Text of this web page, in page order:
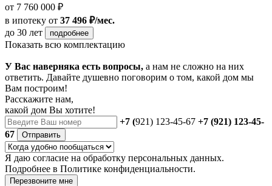
от 7 760 000 ₽
в ипотеку от 37 496 ₽/мес.
до 30 лет
подробнее
Показать всю комплектацию
У Вас наверняка есть вопросы, а нам не сложно на них
ответить. Давайте душевно поговорим о том, какой дом мы
Вам построим!
Расскажите нам,
какой дом Вы хотите!
+7 (921) 123-45-67 +7 (921) 123-45-
67
Отправить
Я даю согласие на обработку персональных данных.
Подробнее в Политике конфиденциальности.
Перезвоните мне